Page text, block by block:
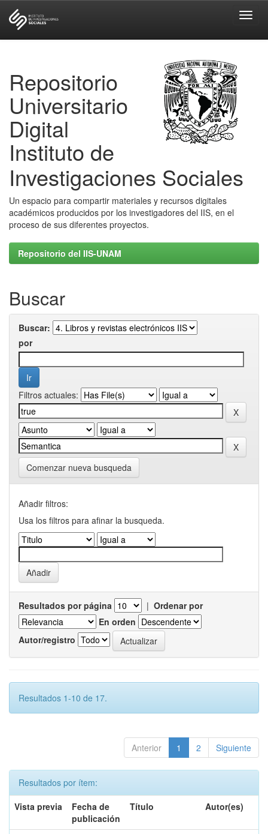
Repositorio
Universitario
Digital
Instituto de
Investigaciones Sociales
Un espacio para compartir materiales y recursos digitales
académicos producidos por los investigadores del IIS, en el
proceso de sus diferentes proyectos.
Repositorio del IIS-UNAM
Buscar
Buscar:
por
Filtros actuales:
Comenzar nueva busqueda
Añadir filtros:
Usa los filtros para afinar la busqueda.
Resultados por página | Ordenar por
En orden
Autor/registro
Resultados 1-10 de 17.
Anterior 1 2 Siguiente
Resultados por ítem:
Vista previa
Fecha de
publicación
Título Autor(es)